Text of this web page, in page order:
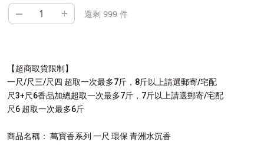
– + 還剩 999 件
【超商取貨限制】
一尺/尺三/尺四 超取一次最多7斤，8斤以上請選郵寄/宅配
尺3+尺6香品加總超取一次最多7斤，7斤以上請選郵寄/宅配
尺6 超取一次最多6斤
商品名稱： 萬寶香系列 一尺 環保 青洲水沉香